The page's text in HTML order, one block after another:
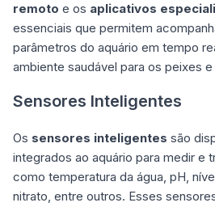
remoto e os aplicativos
essenciais que permitem
parâmetros do aquário em tempo
ambiente saudável para os peixes e
Sensores Inteligentes
Os sensores inteligentes são
integrados ao aquário para medir e
como temperatura da água, pH,
nitrato, entre outros. Esses